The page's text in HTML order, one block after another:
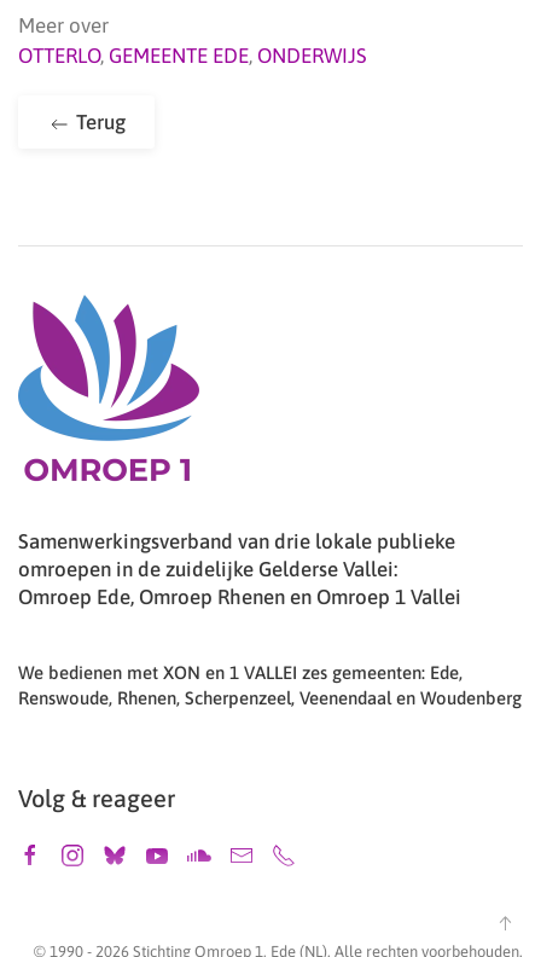
Meer over
OTTERLO, GEMEENTE EDE, ONDERWIJS
Terug
Samenwerkingsverband van drie lokale publieke
omroepen in de zuidelijke Gelderse Vallei:
Omroep Ede, Omroep Rhenen en Omroep 1 Vallei
We bedienen met XON en 1 VALLEI zes gemeenten: Ede,
Renswoude, Rhenen, Scherpenzeel, Veenendaal en Woudenberg
Volg & reageer
© 1990 - 2026 Stichting Omroep 1, Ede (NL). Alle rechten voorbehouden.